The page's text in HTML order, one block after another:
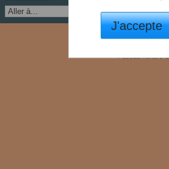
Copyright © 2026 MH Sub I,
Fuseau horaire
J'accepte